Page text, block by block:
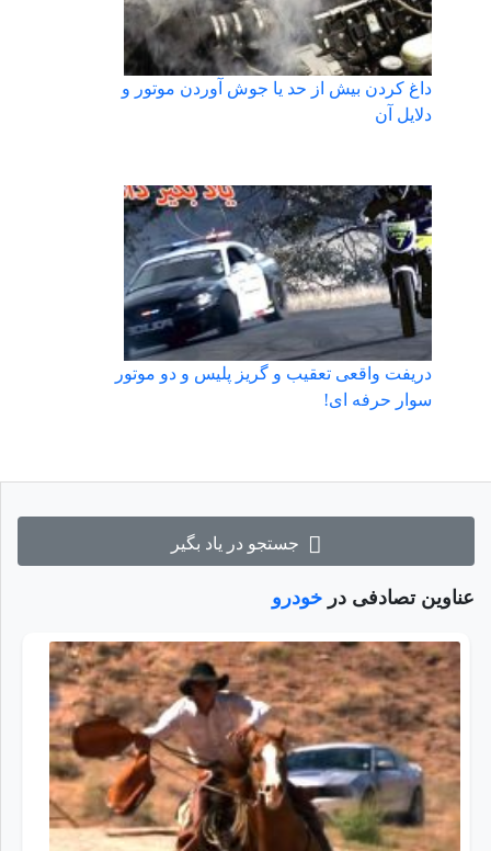
جستجو در یاد بگیر
عناوین تصادفی در خودرو
داغ كردن بيش از حد يا جوش آوردن موتور و
دلايل آن
دریفت واقعی تعقیب و گریز پلیس و دو موتور
سوار حرفه ای!